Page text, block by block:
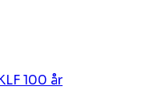
100 år